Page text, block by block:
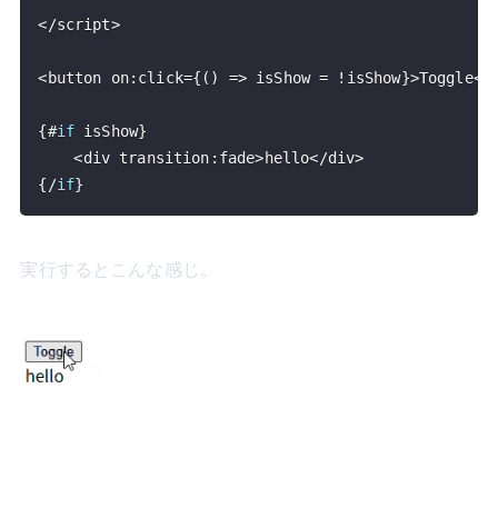
</script>
<button on: click={ ( ) => isShow = ! isShow}>Toggle<
{#if isShow}
<div transition : fade>hello</div>
{ /if}
実行するとこんな感じ。